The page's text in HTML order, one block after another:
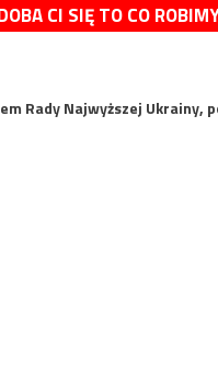
CI SIĘ TO CO
Rady Najwyższej Ukrainy,